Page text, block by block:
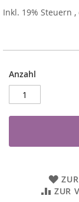
Inkl. 19% Steuern ,
Anzahl
ZUR